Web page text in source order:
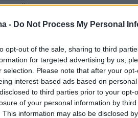
- Do Not Process My Personal
opt-out of the sale, sharing to third
for targeted advertising by us,
selection. Please note that after your
interest-based ads based on
to third parties prior to your
of your personal information by
This information may also be disclosed
all!
a police line (VID) and
(@Piers_Corbyn)
τη διαμαρτυρία
με άλλους αρνητές του